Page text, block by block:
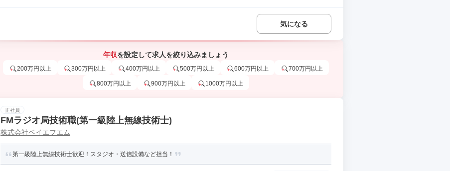
気になる
年収を設定して求人を絞り込みましょう
200万円以上 300万円以上 400万円以上 500万円以上 600万円以上 700万円以上
800万円以上 900万円以上 1000万円以上
正社員
FMラジオ局技術職(第一級陸上無線技術士)
株式会社ベイエフエム
第一級陸上無線技術士歓迎！スタジオ・送信設備など担当！